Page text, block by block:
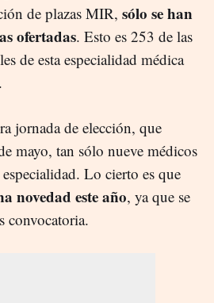
de plazas MIR, sólo se han
ofertadas. Esto es 253 de las
de esta especialidad médica
jornada de elección, que
mayo, tan sólo nueve médicos
Lo cierto es que
novedad este año, ya que se
convocatoria.